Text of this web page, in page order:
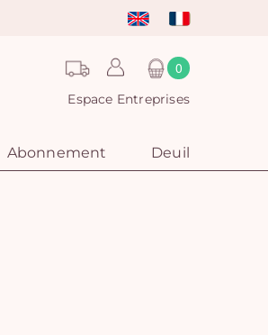
0
Espace Entreprises
Abonnement Deuil